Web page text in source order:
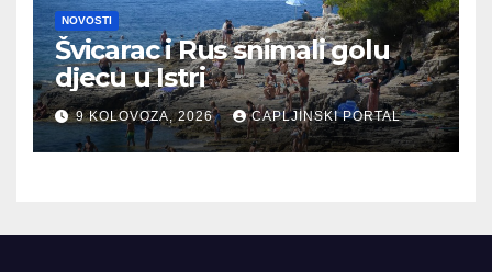
NOVOSTI
Švicarac i Rus snimali golu
djecu u Istri
9 KOLOVOZA, 2026 CAPLJINSKI PORTAL